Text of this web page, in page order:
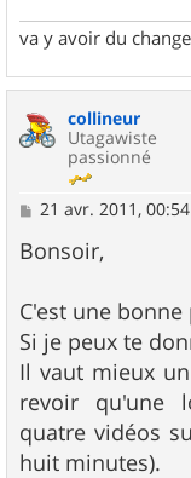
va y avoir du
collineur
Utagawiste
passionné
M
s
s
g
e
21 avr. 2011, 00:54
Bonsoir,
C'est une
Si je peux te
Il vaut mieux
revoir qu'une
quatre vidéos
huit minutes).